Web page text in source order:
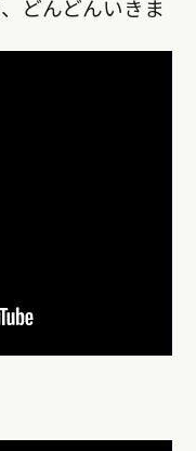
どんどんいきま